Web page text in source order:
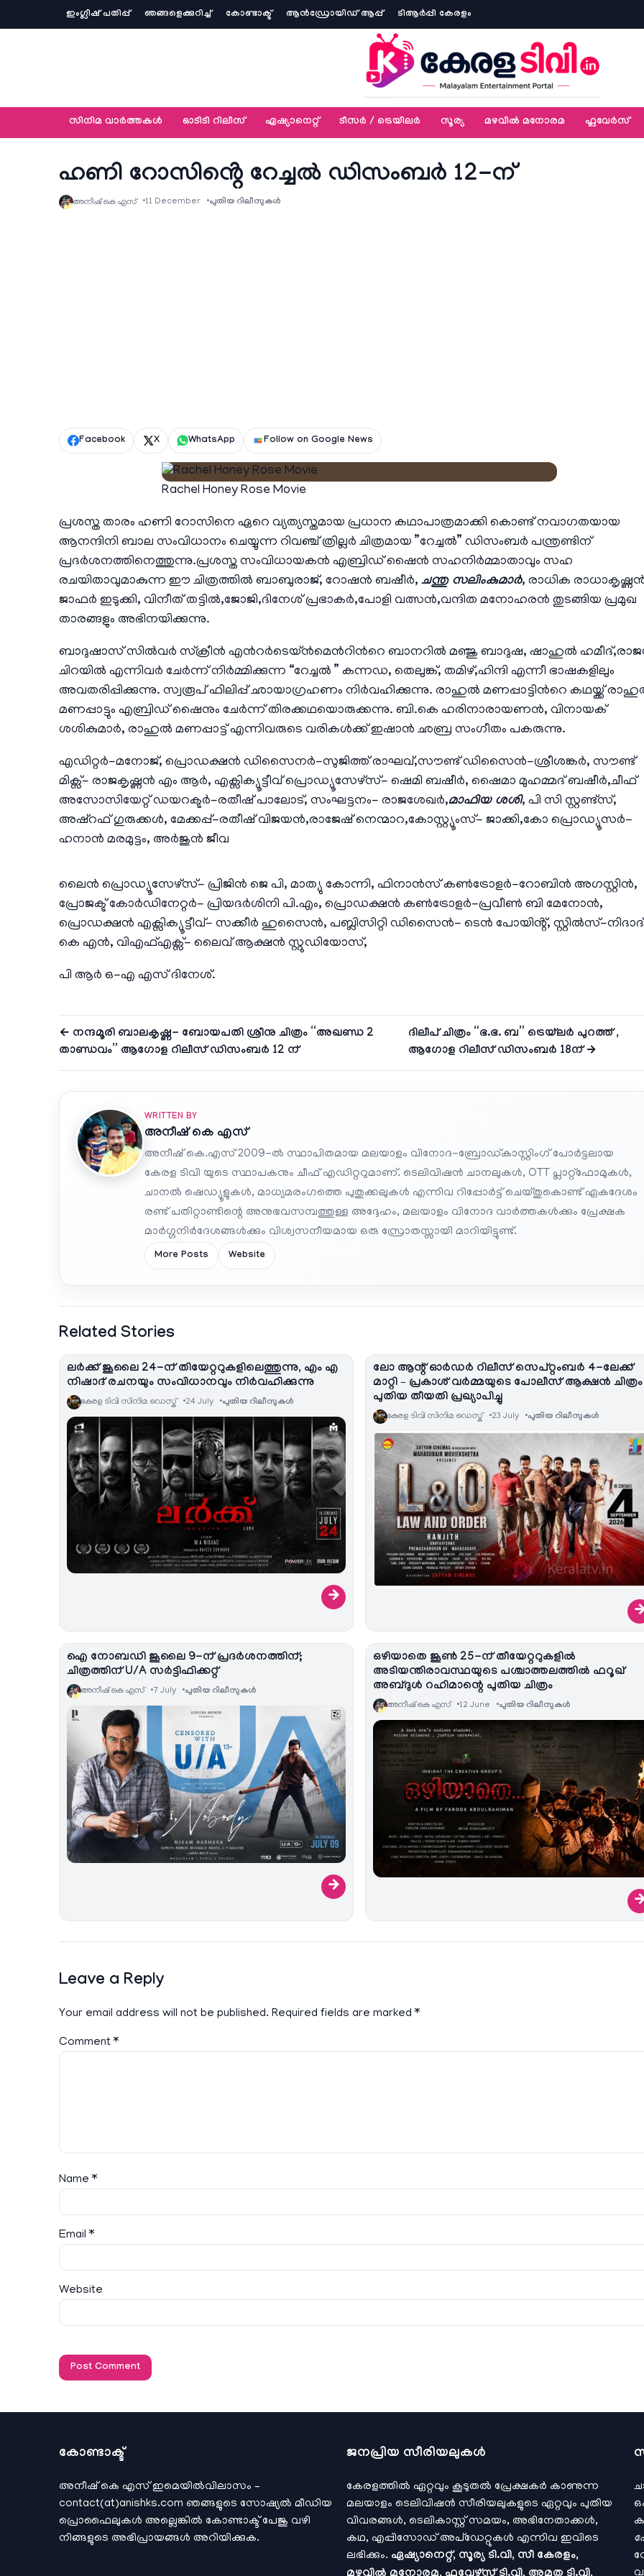
ഇംഗ്ലീഷ് പതിപ്പ് ഞങ്ങളെക്കുറിച്ച്‌ കോണ്ടാക്ട് ആൻഡ്രോയിഡ് ആപ്പ് ടിആര്‍പ്പി കേരളം
സിനിമ വാര്‍ത്തകള്‍ ഓടിടി റിലീസ് ഏഷ്യാനെറ്റ്‌ ടീസര്‍ / ട്രെയിലര്‍ സൂര്യ മഴവിൽ മനോരമ ഫ്ലവേര്‍സ്
ഹണി റോസിൻ്റെ റേച്ചൽ ഡിസംബർ 12-ന്
അനീഷ്‌ കെ എസ് 11 December പുതിയ റിലീസുകള്‍
Facebook X WhatsApp Follow on Google News
Rachel Honey Rose Movie
പ്രശസ്ത താരം ഹണി റോസിനെ ഏറെ വ്യത്യസ്തമായ പ്രധാന കഥാപാത്രമാക്കി കൊണ്ട് നവാഗതയായ
ആനന്ദിനി ബാല സംവിധാനം ചെയ്യുന്ന റിവ‌ഞ്ച് ത്രില്ലർ ചിത്രമായ ”റേച്ചല്‍” ഡിസംബർ പന്ത്രണ്ടിന്
പ്രദർശനത്തിനെത്തുന്നു.പ്രശസ്ത സംവിധായകൻ എബ്രിഡ് ഷൈന്‍ സഹനിര്‍മ്മാതാവും സഹ
രചയിതാവുമാകുന്ന ഈ ചിത്രത്തിൽ ബാബുരാജ്‌, റോഷന്‍ ബഷീര്‍, ചന്തു സലിംകുമാര്‍, രാധിക
ജാഫര്‍ ഇടുക്കി, വിനീത് തട്ടില്‍,ജോജി,ദിനേശ് പ്രഭാകര്‍,പോളി വത്സൻ,വന്ദിത മനോഹരന്‍ തുടങ്ങിയ പ്രമുഖ
താരങ്ങളും അഭിനയിക്കുന്നു.
ബാദുഷാസ് സിൽവർ സ്ക്രീൻ എന്‍റർടെയ്ൻമെന്‍റിന്‍റെ ബാനറില്‍ മഞ്ജു ബാദുഷ, ഷാഹുൽ
ചിറയിൽ എന്നിവർ ചേര്‍ന്ന് നിർമ്മിക്കുന്ന “റേച്ചൽ ” കന്നഡ, തെലുങ്ക്, തമിഴ്,ഹിന്ദി എന്നീ ഭാഷകളിലും
അവതരിപ്പിക്കുന്നു. സ്വരൂപ് ഫിലിപ്പ് ഛായാഗ്രഹണം നിർവഹിക്കുന്നു. രാഹുൽ മണപ്പാട്ടിന്‍റെ കഥയ്ക്ക്
മണപ്പാട്ടും എബ്രിഡ് ഷൈനും ചേർന്ന് തിരക്കഥയൊരുക്കന്നു. ബി.കെ ഹരിനാരായണൻ, വിനായക്
ശശികുമാർ, രാഹുൽ മണപ്പാട്ട് എന്നിവരുടെ വരികൾക്ക് ഇഷാൻ ഛബ്ര സംഗീതം പകരുന്നു.
എഡിറ്റർ-മനോജ്, പ്രൊഡക്ഷൻ ഡിസൈനർ-സുജിത്ത് രാഘവ്,സൗണ്ട് ഡിസൈൻ-ശ്രീശങ്കർ, സൗണ്ട്
മിക്സ്- രാജകൃഷ്ണൻ എം ആർ, എക്സിക്യൂട്ടീവ് പ്രൊഡ്യൂസേഴ്സ്- ഷെമി ബഷീര്‍, ഷൈമാ മുഹമ്മദ്‌ ബഷീര്‍,ചീഫ്
അസോസിയേറ്റ് ഡയറക്ടർ-രതീഷ് പാലോട്, സംഘട്ടനം- രാജശേഖർ,മാഫിയ ശശി, പി സി സ്റ്റണ്ട്സ്,
അഷ്റഫ് ഗുരുക്കൾ, മേക്കപ്പ്-രതീഷ് വിജയൻ,രാജേഷ് നെന്മാറ,കോസ്റ്റ്യൂംസ്- ജാക്കി,കോ പ്രൊഡ്യൂസർ-
ഹനാൻ മരമുട്ടം, അർജുൻ ജീവ
ലൈൻ പ്രൊഡ്യൂസേഴ്സ്- പ്രിജിൻ ജെ പി, മാത്യു കോന്നി, ഫിനാൻസ് കൺട്രോളർ-റോബിൻ അഗസ്റ്റിൻ,
പ്രോജക്ട് കോർഡിനേറ്റർ- പ്രിയദർശിനി പി.എം, പ്രൊഡക്ഷൻ കൺട്രോളർ-പ്രവീൺ ബി മേനോൻ,
പ്രൊഡക്ഷൻ എക്സിക്യൂട്ടീവ്- സക്കീർ ഹുസൈൻ, പബ്ലിസിറ്റി ഡിസൈൻ- ടെന്‍ പോയിൻ്റ്, സ്റ്റിൽസ്-നിദാദ്
കെ എൻ, വിഎഫ്എക്സ്- ലൈവ് ആക്ഷൻ സ്റ്റുഡിയോസ്,
പി ആര്‍ ഒ-എ എസ് ദിനേശ്.
← നന്ദമൂരി ബാലകൃഷ്ണ- ബോയപതി ശ്രീനു ചിത്രം “അഖണ്ഡ 2
താണ്ഡവം” ആഗോള റിലീസ് ഡിസംബർ 12 ന്
ദിലീപ് ചിത്രം “ഭ.ഭ. ബ” ട്രെയ്‌ലർ പുറത്ത് ,
ആഗോള റിലീസ് ഡിസംബർ 18ന് →
WRITTEN BY
അനീഷ്‌ കെ എസ്
അനീഷ് കെ.എസ് 2009-ൽ സ്ഥാപിതമായ മലയാളം വിനോദ-ബ്രോഡ്കാസ്റ്റിംഗ് പോർട്ടലായ
കേരള ടിവി യുടെ സ്ഥാപകനും ചീഫ് എഡിറ്ററുമാണ്. ടെലിവിഷൻ ചാനലുകൾ, OTT പ്ലാറ്റ്‌ഫോമുകൾ,
ചാനൽ ഷെഡ്യൂളുകൾ, മാധ്യമരംഗത്തെ പുതുക്കലുകൾ എന്നിവ റിപ്പോർട്ട് ചെയ്തുകൊണ്ട് ഏകദേശം
രണ്ട് പതിറ്റാണ്ടിന്റെ അനുഭവസമ്പത്തുള്ള അദ്ദേഹം, മലയാളം വിനോദ വാർത്തകൾക്കും പ്രേക്ഷക
മാർഗ്ഗനിർദേശങ്ങൾക്കും വിശ്വസനീയമായ ഒരു സ്രോതസ്സായി മാറിയിട്ടുണ്ട്.
More Posts Website
Related Stories
ലർക്ക് ജൂലൈ 24-ന് തിയേറ്ററുകളിലെത്തുന്നു, എം എ
നിഷാദ് രചനയും സംവിധാനവും നിർവഹിക്കുന്നു
കേരള ടിവി സിനിമ ഡെസ്ക് 24 July പുതിയ റിലീസുകള്‍
→
ലോ ആന്റ് ഓര്‍ഡർ റിലീസ് സെപ്റ്റംബർ 4-ലേക്ക്
മാറ്റി – പ്രകാശ് വർമ്മയുടെ പോലീസ് ആക്ഷൻ ചിത്രം
പുതിയ തീയതി പ്രഖ്യാപിച്ചു
കേരള ടിവി സിനിമ ഡെസ്ക് 23 July പുതിയ റിലീസുകള്‍
ഐ നോബഡി ജൂലൈ 9-ന് പ്രദർശനത്തിന്;
ചിത്രത്തിന് U/A സർട്ടിഫിക്കറ്റ്
അനീഷ്‌ കെ എസ് 7 July പുതിയ റിലീസുകള്‍
→
ഒഴിയാതെ ജൂൺ 25-ന് തീയേറ്ററുകളിൽ
അടിയന്തിരാവസ്ഥയുടെ പശ്ചാത്തലത്തിൽ ഫറൂഖ്
അബ്ദുൾ റഹിമാന്റെ പുതിയ ചിത്രം
അനീഷ്‌ കെ എസ് 12 June പുതിയ റിലീസുകള്‍
Leave a Reply
Your email address will not be published. Required fields are marked*
Comment*
Name*
Email*
Website
കോണ്ടാക്ട്
അനീഷ്‌ കെ എസ് ഇമെയില്‍വിലാസം –
contact(at)anishks.com ഞങ്ങളുടെ സോഷ്യല്‍ മീഡിയ
പ്രൊഫൈലുകള്‍ അല്ലെങ്കില്‍ കോണ്ടാക്ട്പേജു വഴി
നിങ്ങളുടെ അഭിപ്രായങ്ങള്‍ അറിയിക്കുക.
ജനപ്രിയ സീരിയലുകള്‍
കേരളത്തിൽ ഏറ്റവും കൂടുതൽ പ്രേക്ഷകർ കാണുന്ന
മലയാളം ടെലിവിഷൻ സീരിയലുകളുടെ ഏറ്റവും പുതിയ
വിവരങ്ങൾ, ടെലികാസ്റ്റ് സമയം, അഭിനേതാക്കൾ,
കഥ, എപ്പിസോഡ് അപ്ഡേറ്റുകൾ എന്നിവ ഇവിടെ
ലഭിക്കും. ഏഷ്യാനെറ്റ്, സൂര്യ ടി.വി, സീ കേരളം,